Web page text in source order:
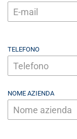
TELEFONO
NOME AZIENDA